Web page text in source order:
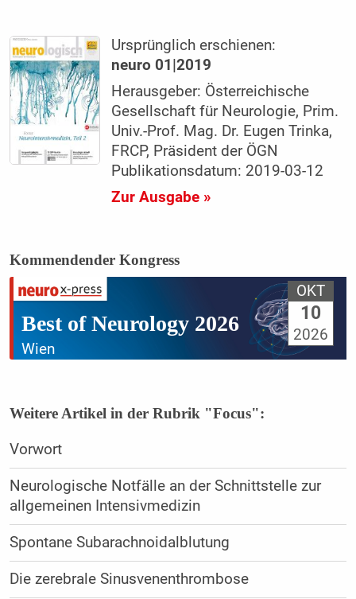
Ursprünglich erschienen:
neuro 01|2019
Herausgeber: Österreichische
Gesellschaft für Neurologie, Prim.
Univ.-Prof. Mag. Dr. Eugen Trinka,
FRCP, Präsident der ÖGN
Publikationsdatum: 2019-03-12
Zur Ausgabe »
Kommendender Kongress
Best of Neurology 2026
Wien
OKT
10
2026
Weitere Artikel in der Rubrik "Focus":
Vorwort
Neurologische Notfälle an der Schnittstelle zur
allgemeinen Intensivmedizin
Spontane Subarachnoidalblutung
Die zerebrale Sinusvenenthrombose